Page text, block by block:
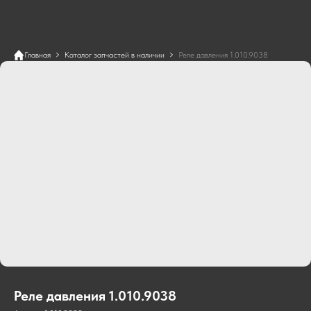
Главная Каталог запчастей в наличии Реле давления 1.010.9038
Реле давления 1.010.9038